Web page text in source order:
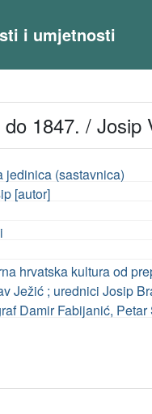
i umjetnosti
1847. / Josip
jedinica (sastavnica)
[autor]
hrvatska kultura od
Ježić ; urednici Josip
Damir Fabijanić,